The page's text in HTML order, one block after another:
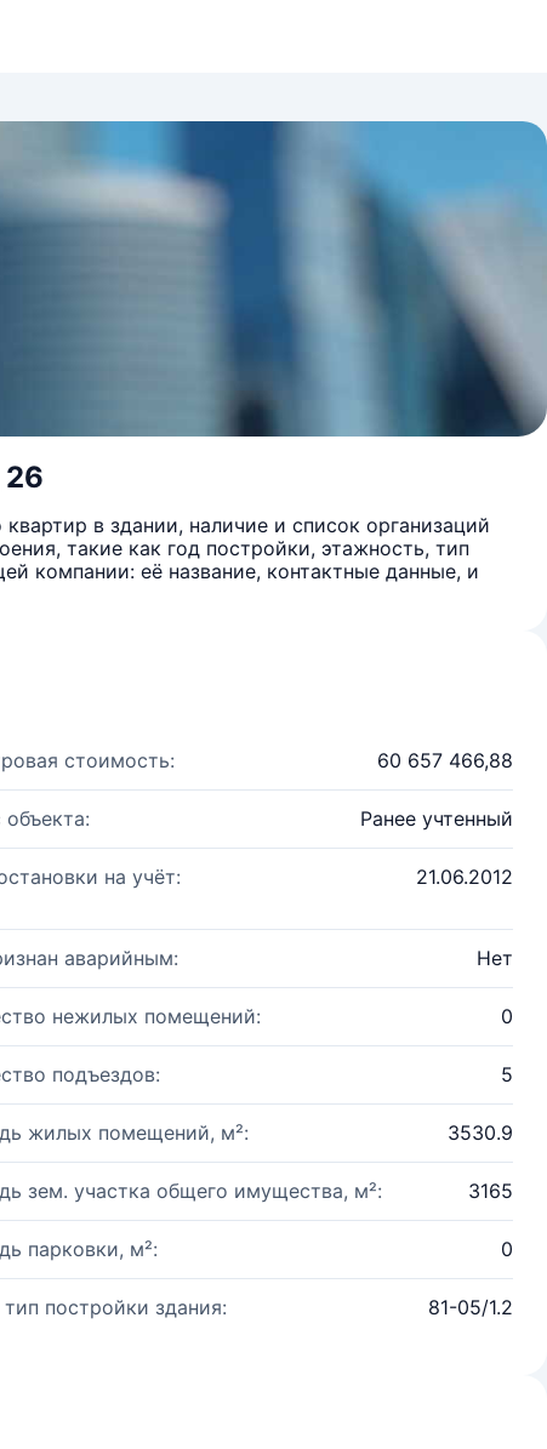
26
в здании, наличие и список организаций
такие как год постройки, этажность, тип
компании: её название, контактные данные, и
стоимость: 60 657 466,88
объекта: Ранее учтенный
на учёт: 21.06.2012
аварийным: Нет
нежилых помещений: 0
подъездов: 5
жилых помещений, м²: 3530.9
зем. участка общего имущества, м²: 3165
парковки, м²: 0
постройки здания: 81-05/1.2